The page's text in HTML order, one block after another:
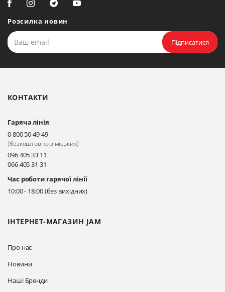
Розсилка новин
Підписатися
ІНТЕРНЕТ-МАГАЗИН JAM
Про нас
Новини
Наші Бренди
КОНТАКТИ
Гаряча лінія
0 800 50 49 49
(безкоштовно з міських)
096 405 33 11
066 405 31 31
Час роботи гарячої лінії
10:00 - 18:00 (без вихідних)